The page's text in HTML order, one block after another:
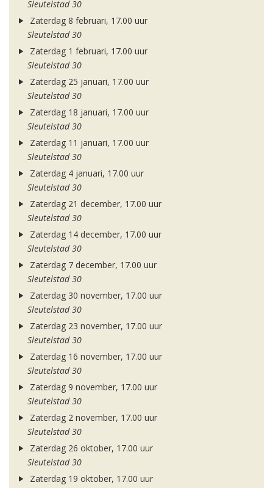
Sleutelstad 30
Zaterdag 8 februari, 17.00 uur
Sleutelstad 30
Zaterdag 1 februari, 17.00 uur
Sleutelstad 30
Zaterdag 25 januari, 17.00 uur
Sleutelstad 30
Zaterdag 18 januari, 17.00 uur
Sleutelstad 30
Zaterdag 11 januari, 17.00 uur
Sleutelstad 30
Zaterdag 4 januari, 17.00 uur
Sleutelstad 30
Zaterdag 21 december, 17.00 uur
Sleutelstad 30
Zaterdag 14 december, 17.00 uur
Sleutelstad 30
Zaterdag 7 december, 17.00 uur
Sleutelstad 30
Zaterdag 30 november, 17.00 uur
Sleutelstad 30
Zaterdag 23 november, 17.00 uur
Sleutelstad 30
Zaterdag 16 november, 17.00 uur
Sleutelstad 30
Zaterdag 9 november, 17.00 uur
Sleutelstad 30
Zaterdag 2 november, 17.00 uur
Sleutelstad 30
Zaterdag 26 oktober, 17.00 uur
Sleutelstad 30
Zaterdag 19 oktober, 17.00 uur